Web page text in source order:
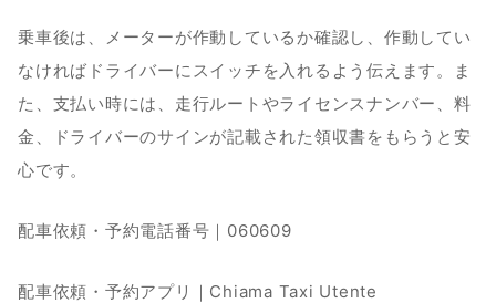
乗車後は、メーターが作動しているか確認し、作動してい
なければドライバーにスイッチを入れるよう伝えます。ま
た、支払い時には、走行ルートやライセンスナンバー、料
金、ドライバーのサインが記載された領収書をもらうと安
心です。
配車依頼・予約電話番号｜060609
配車依頼・予約アプリ｜Chiama Taxi Utente